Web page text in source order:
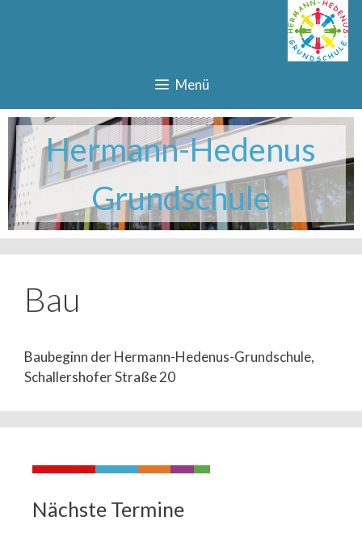
Menü
Bau
Baubeginn der Hermann-Hedenus-Grundschule,
Schallershofer Straße 20
Nächste Termine